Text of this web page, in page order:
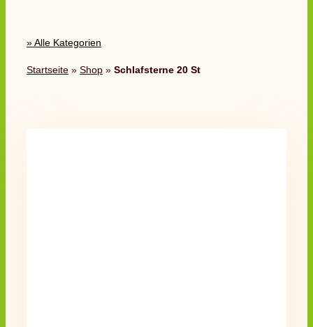
» Alle Kategorien
Startseite» Shop» Schlafsterne 20 St